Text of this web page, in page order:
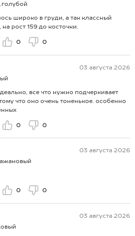
широко в груди, а так классный
рост 159 до косточки.
0 0
03 августа 2026
все что нужно подчеркивает
что оно очень тоненькое. особенно
0 0
03 августа 2026
0 0
03 августа 2026